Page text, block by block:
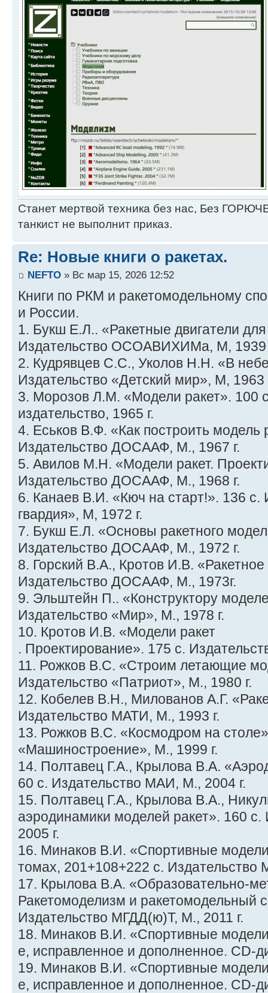
Станет мертвой техника без нас, Без
танкист не выполнит приказ.
Re: Новые книги о ракетах.
NEFTO » Вс мар 15, 2026 12:52
Книги по РКМ и ракетомодельному
и России.
1. Букш Е.Л.. «Ракетные двигатели
Издательство ОСОАВИХИМа, М, 1939
2. Кудрявцев С.С., Уколов Н.Н. «В
Издательство «Детский мир», М, 1963
3. Морозов Л.М. «Модели ракет». 100
издательство, 1965 г.
4. Еськов В.Ф. «Как построить модель
Издательство ДОСААФ, М., 1967 г.
5. Авилов М.Н. «Модели ракет.
Издательство ДОСААФ, М., 1968 г.
6. Канаев В.И. «Кюч на старт!». 136 с.
гвардия», М, 1972 г.
7. Букш Е.Л. «Основы ракетного
Издательство ДОСААФ, М., 1972 г.
8. Горский В.А., Кротов И.В.
Издательство ДОСААФ, М., 1973г.
9. Эльштейн П.. «Конструктору
Издательство «Мир», М., 1978 г.
10. Кротов И.В. «Модели ракет
. Проектирование». 175 с.
11. Рожков В.С. «Строим летающие
Издательство «Патриот», М., 1980 г.
12. Кобелев В.Н., Милованов А.Г.
Издательство МАТИ, М., 1993 г.
13. Рожков В.С. «Космодром на
«Машиностроение», М., 1999 г.
14. Полтавец Г.А., Крылова В.А.
60 с. Издательство МАИ, М., 2004 г.
15. Полтавец Г.А., Крылова В.А.,
аэродинамики моделей ракет». 160
2005 г.
16. Минаков В.И. «Спортивные
томах, 201+108+222 с. Издательство
17. Крылова В.А. «Образовательно-
Ракетомоделизм и ракетомодельный
Издательство МГДД(ю)Т, М., 2011 г.
18. Минаков В.И. «Спортивные
е, исправленное и дополненное. CD-
19. Минаков В.И. «Спортивные
е, исправленное и дополненное. CD-